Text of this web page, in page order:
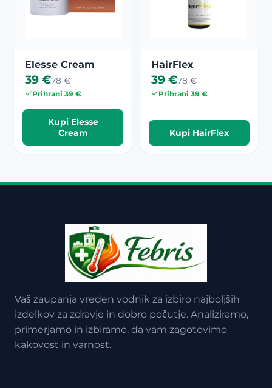
Elesse Cream
39 €78 €
Prihrani 39 €
Kupi Elesse
Cream
HairFlex
39 €78 €
Prihrani 39 €
Kupi HairFlex
Vaš zaupanja vreden vodnik za izbiro najboljših
izdelkov za zdravje in dobro počutje. Analiziramo,
primerjamo in izbiramo, da vam zagotovimo
kakovost in varnost.